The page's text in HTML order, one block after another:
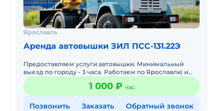
Ярославль
Аренда автовышки ЗИЛ ПСС-131.22Э
Предоставляем услуги автовышки. Минимальный
выезд по городу - 3 часа. Работаем по Ярославлю и
области круглосуточно.
1 000 ₽ час
Позвонить Заказать Обратный звонок